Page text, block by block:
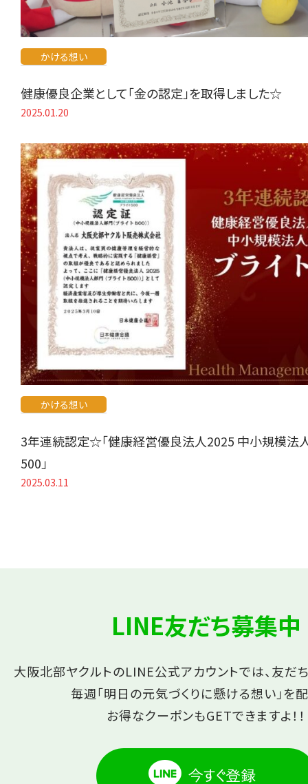
かける想い
健康優良企業として「金の認定」を取得しました☆
2025.01.20
かける想い
3年連続認定☆「健康経営優良法人2025 中小規模法
500」
2025.03.11
LINE友だち募集中
大阪北部ヤクルトのLINE公式アカウントでは、友だ
毎週「明日の元気づくりに懸ける想い」を
お得なクーポンもGETできますよ！！